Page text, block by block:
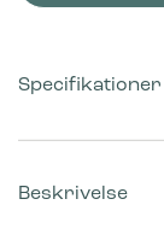
Beskrivelse
Specifikationer